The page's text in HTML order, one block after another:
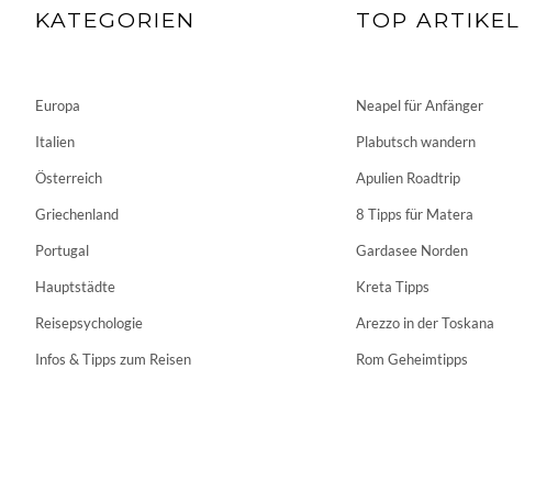
KATEGORIEN
Europa
Italien
Österreich
Griechenland
Portugal
Hauptstädte
Reisepsychologie
Infos & Tipps zum Reisen
TOP ARTIKEL
Neapel für Anfänger
Plabutsch wandern
Apulien Roadtrip
8 Tipps für Matera
Gardasee Norden
Kreta Tipps
Arezzo in der Toskana
Rom Geheimtipps